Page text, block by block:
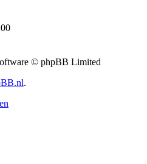
© phpBB Limited
.